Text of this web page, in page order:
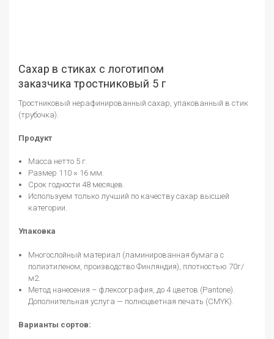
Сахар в стиках с логотипом
заказчика тростниковый 5 г
Тростниковый нерафинированный сахар, упакованный в стик
(трубочка).
Продукт
Масса нетто 5 г.
Размер 110 × 16 мм.
Срок годности 48 месяцев.
Используем только лучший по качеству сахар высшей
категории.
Упаковка
Многослойный материал (ламинированная бумага с
полиэтиленом, производство Финляндия), плотностью 70г/
м2.
Метод нанесения – флексография, до 4 цветов (Pantone).
Дополнительная услуга — полноцветная печать (CMYK).
Варианты сортов: